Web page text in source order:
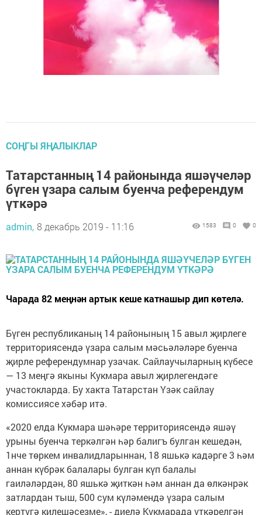
СОҢГЫ ЯҢАЛЫКЛАР
Татарстанның 14 районында яшәүчеләр
бүген үзара салым буенча референдум
үткәрә
admin, 8 декабрь 2019 - 11:16 1583 0 0
Чарада 82 меңнән артык кеше катнашыр дип көтелә.
Бүген республиканың 14 районының 15 авыл җирлеге
территориясендә үзара салым мәсьәләләре буенча
җирле референдумнар узачак. Сайлаучыларның күбесе
— 13 меңгә якыны Кукмара авыл җирлегендәге
участокларда. Бу хакта Татарстан Үзәк сайлау
комиссиясе хәбәр итә.
«2020 елда Кукмара шәһәре территориясендә яшәү
урыны буенча теркәлгән һәр балигъ булган кешедән,
1нче төркем инвалидларыннан, 18 яшькә кадәрге 3 һәм
аннан күбрәк балалары булган күп балалы
гаиләләрдән, 80 яшькә җиткән һәм аннан да өлкәнрәк
затлардан тыш, 500 сум күләмендә үзара салым
кертүгә килешәсезме», - диелә Кукмарада үткәрелгән